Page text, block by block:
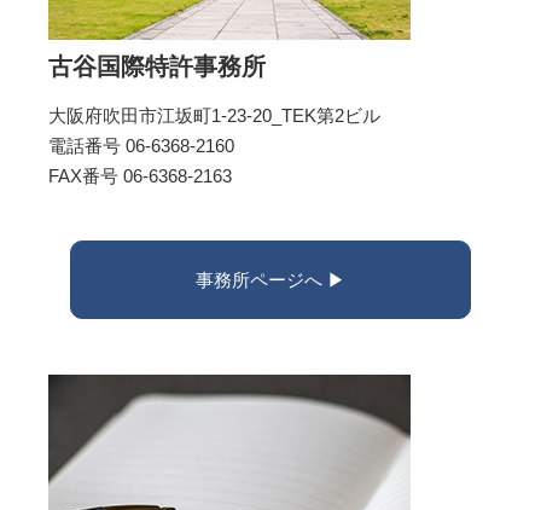
古谷国際特許事務所
大阪府吹田市江坂町1-23-20_TEK第2ビル
電話番号 06-6368-2160
FAX番号 06-6368-2163
事務所ページへ ▶︎